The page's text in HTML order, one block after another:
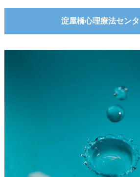
淀屋橋心理療法セン